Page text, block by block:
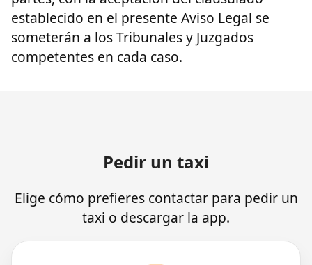
establecido en el presente Aviso Legal se
someterán a los Tribunales y Juzgados
competentes en cada caso.
Pedir un taxi
Elige cómo prefieres contactar para pedir un
taxi o descargar la app.